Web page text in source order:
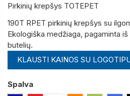
Pirkinių krepšys TOTEPET
190T RPET pirkinių krepšys su
Ekologiška medžiaga, pagaminta
butelių.
KLAUSTI KAINOS SU
Spalva